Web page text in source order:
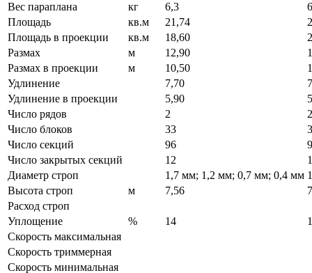
Вес параплана
кг 6,3
Площадь
кв.м 21,74
Площадь в проекции
кв.м 18,60
Размах
м 12,90
Размах в проекции
м 10,50
Удлинение
7,70
Удлинение в проекции
5,90
Число рядов
2
2
Число блоков
33
Число секций
96
Число закрытых секций
12
Диаметр строп
1,7 мм; 1,2 мм; 0,7 мм; 0,4 мм
Высота строп
м 7,56
Расход строп
Уплощение
% 14
Скорость максимальная
Скорость триммерная
Скорость минимальная